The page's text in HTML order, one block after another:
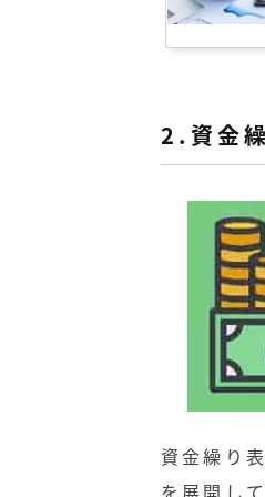
2.資金
資金繰り
を展開し